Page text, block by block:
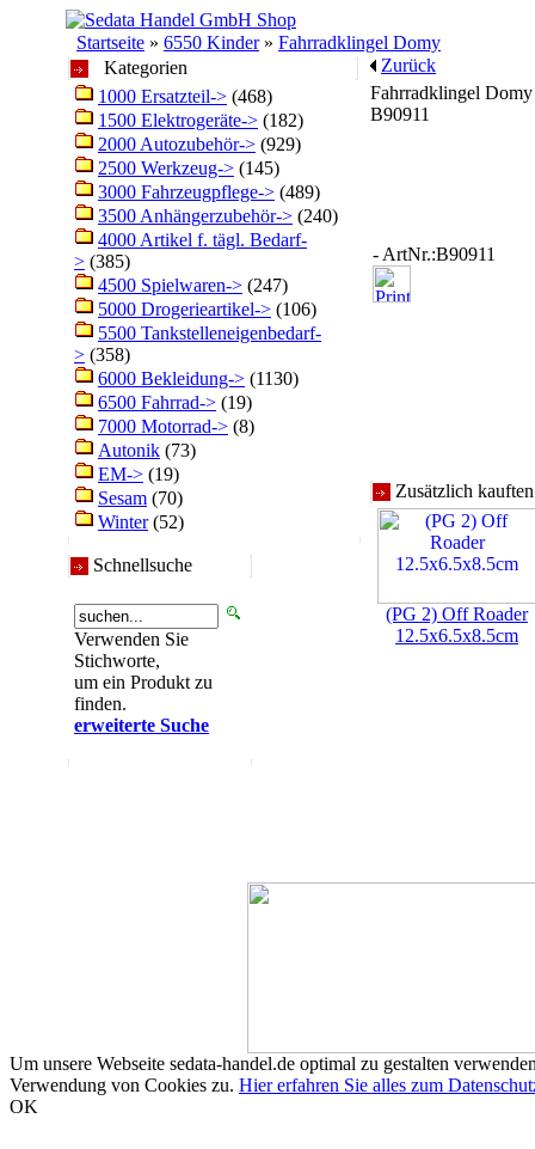
Startseite » 6550 Kinder» Fahrradklingel Domy
Kategorien
1000 Ersatzteil-> (468)
1500 Elektrogeräte-> (182)
2000 Autozubehör-> (929)
2500 Werkzeug-> (145)
3000 Fahrzeugpflege-> (489)
3500 Anhängerzubehör-> (240)
4000 Artikel f. tägl. Bedarf-
> (385)
4500 Spielwaren-> (247)
5000 Drogerieartikel-> (106)
5500 Tankstelleneigenbedarf-
> (358)
6000 Bekleidung-> (1130)
6500 Fahrrad-> (19)
7000 Motorrad-> (8)
Autonik (73)
EM-> (19)
Sesam (70)
Winter(52)
Schnellsuche
Verwenden Sie
Stichworte,
um ein Produkt zu
finden.
erweiterte Suche
Zurück
Fahrradklingel Domy
B90911
- ArtNr.:B90911
Zusätzlich
(PG 2) Off Roader
12.5x6.5x8.5cm
Um unsere Webseite sedata-handel.de optimal zu gestalten
Verwendung von Cookies zu. Hier erfahren Sie alles zum
OK